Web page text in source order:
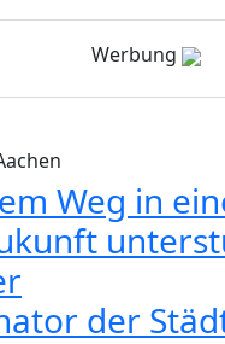
Werbung
Weg in
der